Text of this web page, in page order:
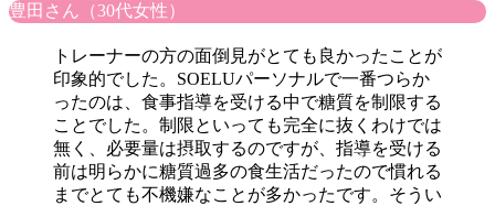
豊田さん（30代女性）
トレーナーの方の面倒見がとても良かったことが
印象的でした。SOELUパーソナルで一番つらか
ったのは、食事指導を受ける中で糖質を制限する
ことでした。制限といっても完全に抜くわけでは
無く、必要量は摂取するのですが、指導を受ける
前は明らかに糖質過多の食生活だったので慣れる
までとても不機嫌なことが多かったです。そうい